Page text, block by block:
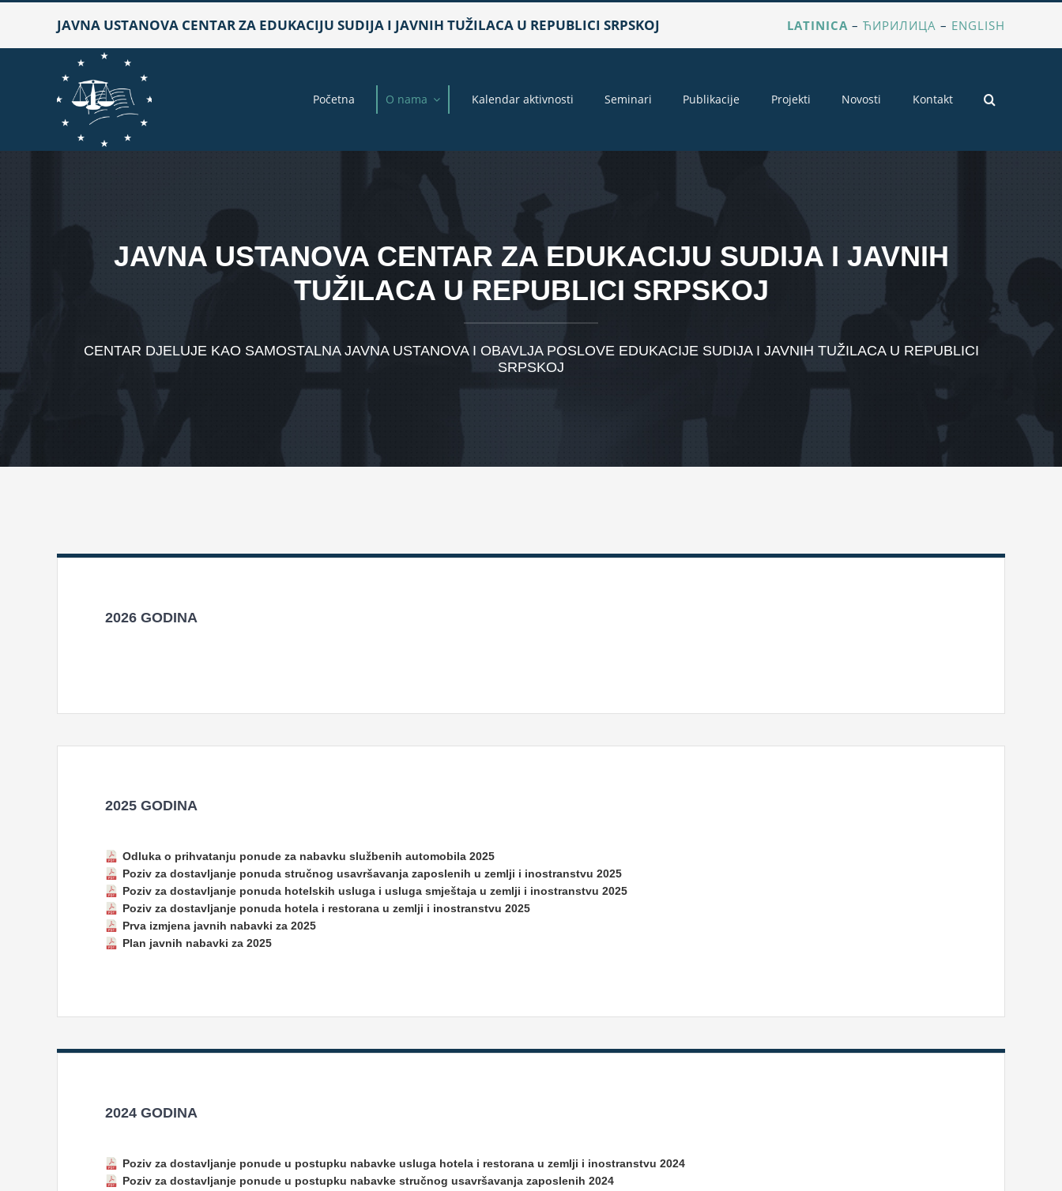
JAVNA USTANOVA CENTAR ZA EDUKACIJU SUDIJA I JAVNIH TUŽILACA U REPUBLICI SRPSKOJ LATINICA –ЋИРИЛИЦА – ENGLISH
Početna O nama Kalendar aktivnosti Seminari Publikacije Projekti Novosti Kontakt
JAVNA USTANOVA CENTAR ZA EDUKACIJU SUDIJA I JAVNIH
TUŽILACA U REPUBLICI SRPSKOJ
CENTAR DJELUJE KAO SAMOSTALNA JAVNA USTANOVA I OBAVLJA POSLOVE EDUKACIJE SUDIJA I JAVNIH TUŽILACA U REPUBLICI
SRPSKOJ
2026 GODINA
2025 GODINA
Odluka o prihvatanju ponude za nabavku službenih automobila 2025
Poziv za dostavljanje ponuda stručnog usavršavanja zaposlenih u zemlji i inostranstvu 2025
Poziv za dostavljanje ponuda hotelskih usluga i usluga smještaja u zemlji i inostranstvu 2025
Poziv za dostavljanje ponuda hotela i restorana u zemlji i inostranstvu 2025
Prva izmjena javnih nabavki za 2025
Plan javnih nabavki za 2025
2024 GODINA
Poziv za dostavljanje ponude u postupku nabavke usluga hotela i restorana u zemlji i inostranstvu 2024
Poziv za dostavljanje ponude u postupku nabavke stručnog usavršavanja zaposlenih 2024